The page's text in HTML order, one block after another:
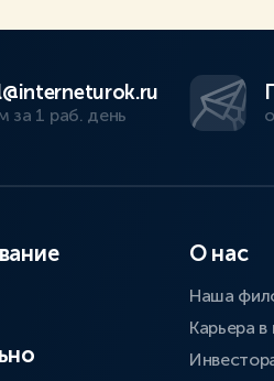
за 1 раб. день
О нас
Наша
Карьера